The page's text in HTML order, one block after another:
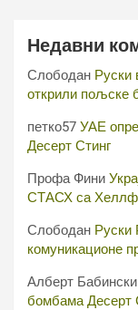
Недавни
Слободан Руски
открили пољске
петко57 УАЕ
Десерт Стинг
Профа Фини
СТАСХ са
Слободан Руски
комуникационе
Алберт Бабински
бомбама Десерт